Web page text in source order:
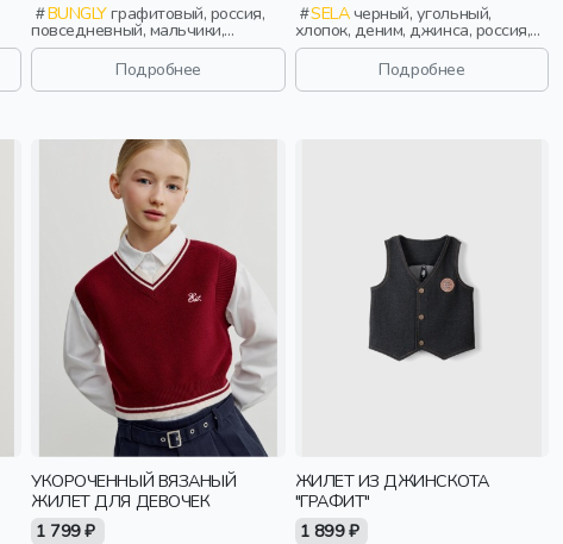
BUNGLYграфитовый, россия,
повседневный, мальчики,
школьники, подростки, дети
Подробнее
SELAчерный, угольный,
хлопок, деним, джинса, россия,
прямые, застежка, кнопки, школа,
бант, вырез, девочки, дети
Подробнее
УКОРОЧЕННЫЙ ВЯЗАНЫЙ
ЖИЛЕТ ДЛЯ ДЕВОЧЕК
1 799 ₽
ЖИЛЕТ ИЗ ДЖИНСКОТА
"ГРАФИТ"
1 899 ₽